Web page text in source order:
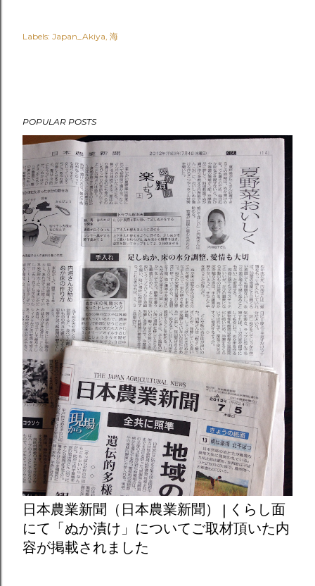
Labels: Japan_Akiya 海
POPULAR POSTS
日本農業新聞（日本農業新聞） | くらし面
にて「ぬか漬け」についてご取材頂いた内
容が掲載されました